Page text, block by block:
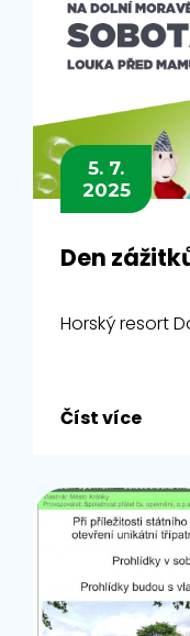
5. 7.
2025
Den
Horský resort
Číst více